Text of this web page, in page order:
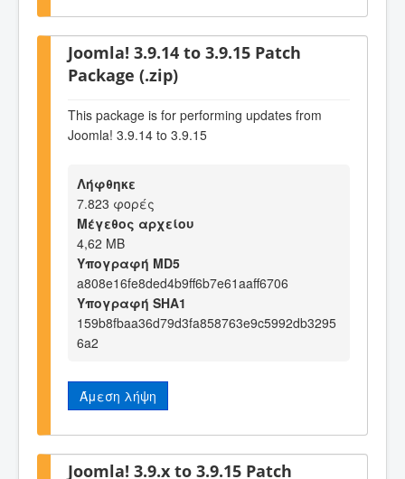
Joomla! 3.9.14 to 3.9.15 Patch
Package (.zip)
This package is for performing updates from
Joomla! 3.9.14 to 3.9.15
Λήφθηκε
7.823 φορές
Μέγεθος αρχείου
4,62 MB
Υπογραφή MD5
a808e16fe8ded4b9ff6b7e61aaff6706
Υπογραφή SHA1
159b8fbaa36d79d3fa858763e9c5992db3295
6a2
Άμεση λήψη
Joomla! 3.9.x to 3.9.15 Patch